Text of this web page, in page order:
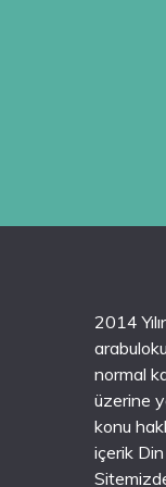
2014
normal
üzerine
konu
içerik